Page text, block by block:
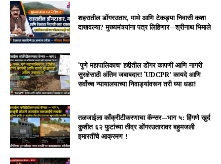
शहरातील डोंगरउतार, माथे आणि टेकड्या निवासी कशा
दाखवल्या? मुख्यमंत्र्यांना पत्र लिहिणार—श्रीनाथ भिमाले
‘पुणे महापालिकाच’ हद्दीतील डोंगर कापणी आणि नागरी
सुरक्षेसाठी अंतिम जबाबदार! ‘UDCPR’ कायदे आणि
सर्वोच्च न्यायालयाच्या निवाड्यांवरून तरी घ्या धडा!
तळजाईला काँक्रीटीकरणाचा कॅन्सर—भाग ५: हिंगणे खुर्द
कुशीत ६२ फुटांच्या तीव्र डोंगरउतारावर बहुमजली
इमारतींचे आक्रमण !